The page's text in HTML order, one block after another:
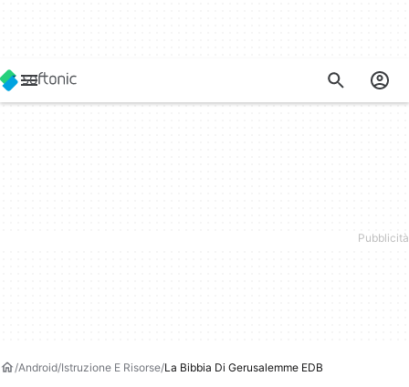
Android Istruzione E Risorse La Bibbia Di Gerusalemme EDB